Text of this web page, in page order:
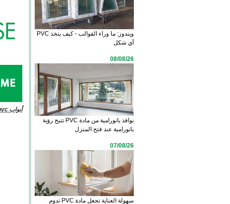
أبواب pvc قابلة للطئ فى مصر
ويندوز: ما وراء القوالب - كيف يتخذ PVC
أي شكل
08/08/26
نوافذ بانورامية من مادة PVC تتيح رؤية
بانورامية عند فتح المنزل
07/08/26
سهولة العناية تجعل مادة PVC تدوم